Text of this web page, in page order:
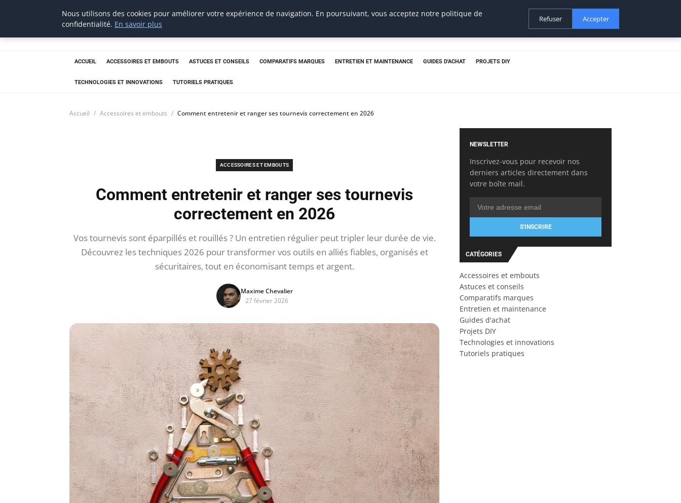
tournevis
malin
ACCUEIL ACCESSOIRES ET EMBOUTS ASTUCES ET CONSEILS COMPARATIFS MARQUES ENTRETIEN ET MAINTENANCE GUIDES D'ACHAT PROJETS DIY
TECHNOLOGIES ET INNOVATIONS TUTORIELS PRATIQUES
Accueil Accessoires et embouts Comment entretenir et ranger ses tournevis correctement en 2026
ACCESSOIRES ET EMBOUTS
Comment entretenir et ranger ses tournevis
correctement en 2026
Vos tournevis sont éparpillés et rouillés ? Un entretien régulier peut tripler leur durée de vie.
Découvrez les techniques 2026 pour transformer vos outils en alliés fiables, organisés et
sécuritaires, tout en économisant temps et argent.
Maxime Chevalier
27 février 2026
NEWSLETTER
Inscrivez-vous pour recevoir nos
derniers articles directement dans
votre boîte mail.
S'INSCRIRE
CATÉGORIES
Accessoires et embouts
Astuces et conseils
Comparatifs marques
Entretien et maintenance
Guides d'achat
Projets DIY
Technologies et innovations
Tutoriels pratiques
Nous utilisons des cookies pour améliorer votre expérience de navigation. En poursuivant, vous acceptez notre politique de
confidentialité. En savoir plus
Refuser Accepter